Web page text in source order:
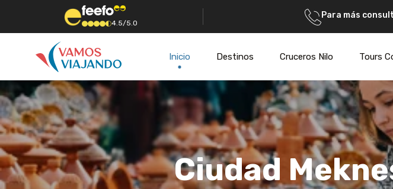
4.5/5.0
Para más
Inicio Destinos Cruceros Nilo Tours
Ciudad